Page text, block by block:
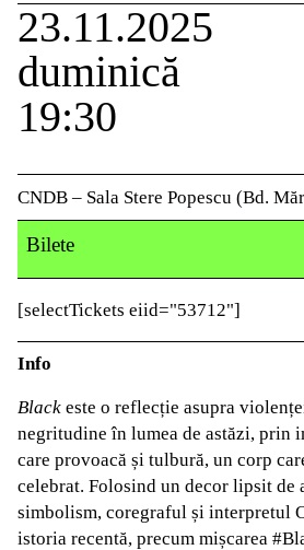
23.11.2025
duminică
19:30
CNDB – Sala Stere Popescu (Bd.
Bilete
[selectTickets eiid="53712"]
Info
Black este o reflecție asupra
negritudine în lumea de astăzi, prin
care provoacă și tulbură, un corp
celebrat. Folosind un decor lipsit
simbolism, coregraful și interpretul
istoria recentă, precum mișcarea